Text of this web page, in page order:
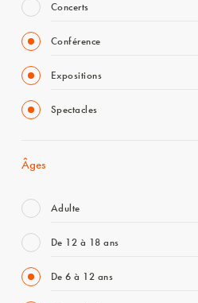
Concerts
Conférence
Expositions
Spectacles
Âges
Adulte
De 12 à 18 ans
De 6 à 12 ans